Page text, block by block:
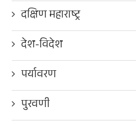
दक्षिण महाराष्ट्र
देश-विदेश
पर्यावरण
पुरवणी